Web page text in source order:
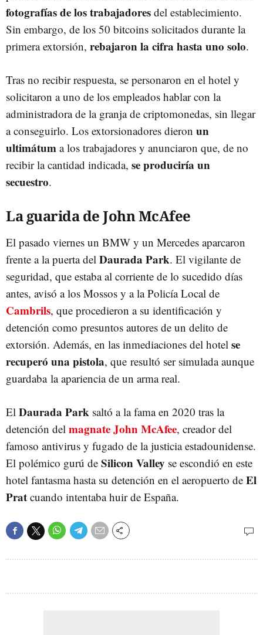
fotografías de los trabajadores del establecimiento.
Sin embargo, de los 50 bitcoins solicitados durante la
primera extorsión, rebajaron la cifra hasta uno solo.
Tras no recibir respuesta, se personaron en el hotel y
solicitaron a uno de los empleados hablar con la
administradora de la granja de criptomonedas, sin llegar
a conseguirlo. Los extorsionadores dieron un
ultimátum a los trabajadores y anunciaron que, de no
recibir la cantidad indicada, se produciría un
secuestro.
La guarida de John McAfee
El pasado viernes un BMW y un Mercedes aparcaron
frente a la puerta del Daurada Park. El vigilante de
seguridad, que estaba al corriente de lo sucedido días
antes, avisó a los Mossos y a la Policía Local de
Cambrils, que procedieron a su identificación y
detención como presuntos autores de un delito de
extorsión. Además, en las inmediaciones del hotel se
recuperó una pistola, que resultó ser simulada aunque
guardaba la apariencia de un arma real.
El Daurada Park saltó a la fama en 2020 tras la
detención del magnate John McAfee, creador del
famoso antivirus y fugado de la justicia estadounidense.
El polémico gurú de Silicon Valley se escondió en este
hotel fantasma hasta su detención en el aeropuerto de El
Prat cuando intentaba huir de España.